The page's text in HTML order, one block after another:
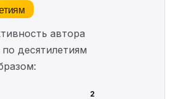
автора
десятилетиям
2